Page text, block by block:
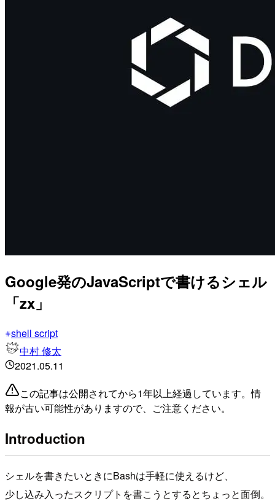
Google発のJavaScriptで書けるシェル
「zx」
shell script
中村 修太
2021.05.11
この記事は公開されてから1年以上経過しています。情
報が古い可能性がありますので、ご注意ください。
Introduction
シェルを書きたいときにBashは手軽に使えるけど、
少し込み入ったスクリプトを書こうとするとちょっと面倒。